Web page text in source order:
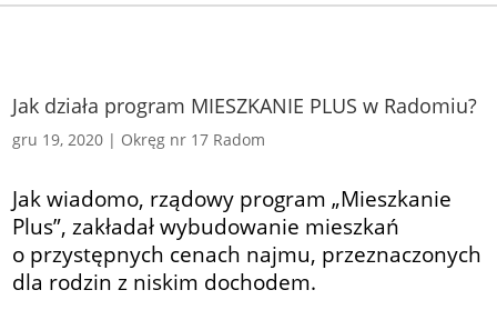
Jak działa program MIESZKANIE PLUS w Radomiu?
gru 19, 2020 | Okręg nr 17 Radom
Jak wiadomo, rządowy program „Mieszkanie
Plus”, zakładał wybudowanie mieszkań
o przystępnych cenach najmu, przeznaczonych
dla rodzin z niskim dochodem.